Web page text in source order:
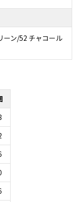
ーン/52 チャコール